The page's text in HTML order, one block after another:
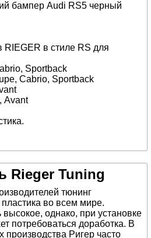
бампер Audi RS5 черный
в стиле RS для
Sportback
Cabrio, Sportback
Avant
Rieger Tuning
тюнинг
во всем мире.
высокое, однако, при установке
потребоваться доработка. В
Ригер часто